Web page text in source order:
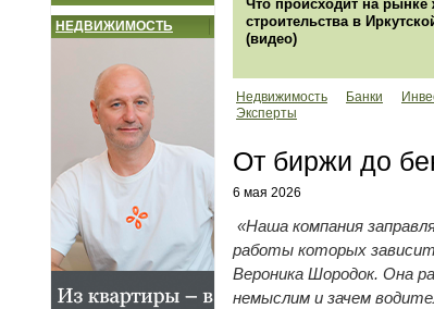
НЕДВИЖИМОСТЬ
Что происходит на
строительства в
(видео)
Недвижимость Банки
Эксперты
От биржи до
6 мая 2026
«Наша компания
работы которых
Вероника Шородок. Она
немыслим и зачем